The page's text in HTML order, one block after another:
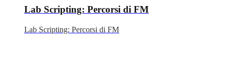
Lab Scripting: Percorsi di FM
Lab Scripting: Percorsi di FM